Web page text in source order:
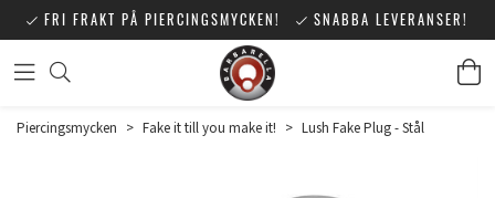
FRI FRAKT PÅ PIERCINGSMYCKEN! SNABBA LEVERANSER!
Piercingsmycken > Fake it till you make it! > Lush Fake Plug - Stål